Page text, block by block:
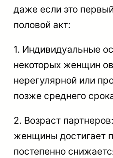
даже если это
половой акт:
1. Индивидуальные
некоторых женщин
нерегулярной или
позже среднего
2. Возраст
женщины достигает
постепенно